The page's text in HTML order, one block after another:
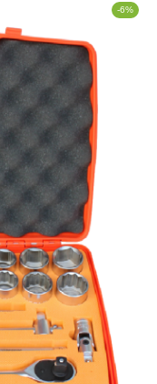
-6%